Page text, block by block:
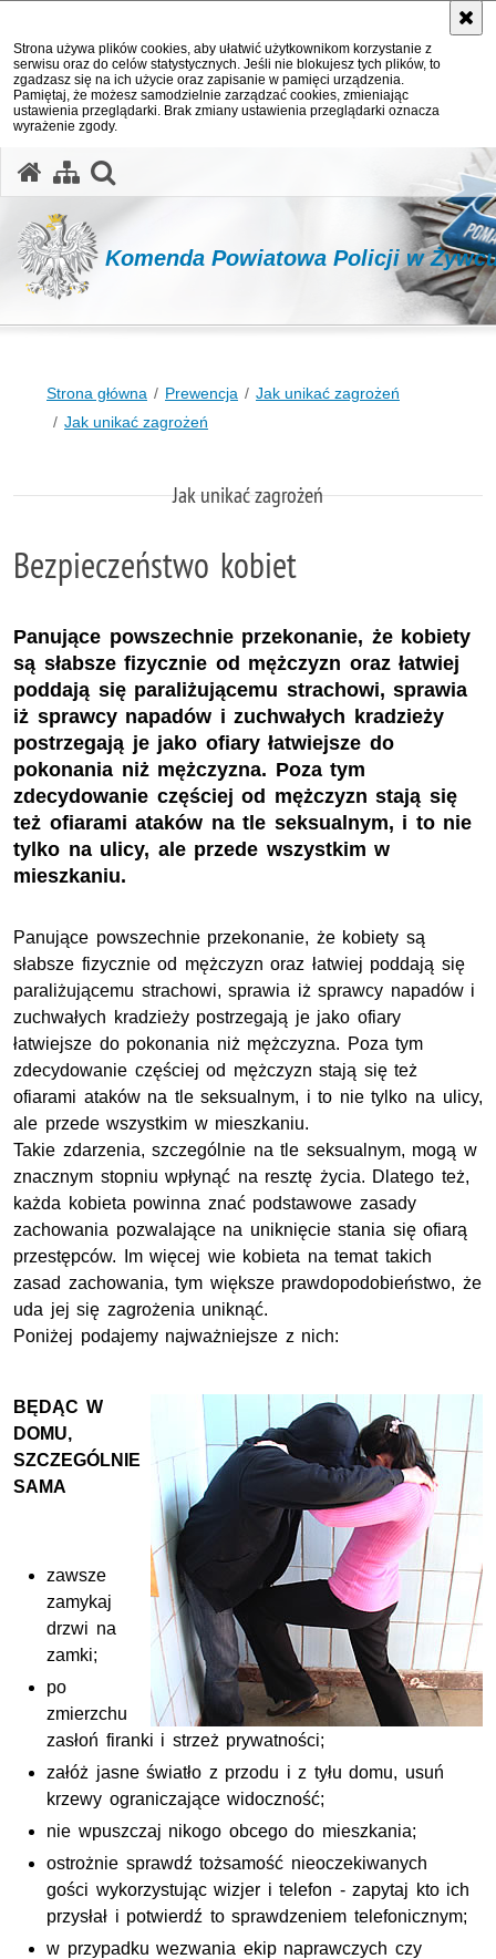
Strona używa plików cookies, aby ułatwić użytkownikom korzystanie z
serwisu oraz do celów statystycznych. Jeśli nie blokujesz tych plików, to
zgadzasz się na ich użycie oraz zapisanie w pamięci urządzenia.
Pamiętaj, że możesz samodzielnie zarządzać cookies, zmieniając
ustawienia przeglądarki. Brak zmiany ustawienia przeglądarki oznacza
wyrażenie zgody.
Komenda Powiatowa Policji w
Strona główna Prewencja
Jak unikać zagrożeń
Jak unikać zagrożeń
Jak unikać zagrożeń
Bezpieczeństwo kobiet
Panujące powszechnie przekonanie, że kobiety
są słabsze fizycznie od mężczyzn oraz łatwiej
poddają się paraliżującemu strachowi, sprawia
iż sprawcy napadów i zuchwałych kradzieży
postrzegają je jako ofiary łatwiejsze do
pokonania niż mężczyzna. Poza tym
zdecydowanie częściej od mężczyzn stają się
też ofiarami ataków na tle seksualnym, i to nie
tylko na ulicy, ale przede wszystkim w
mieszkaniu.
Panujące powszechnie przekonanie, że kobiety są
słabsze fizycznie od mężczyzn oraz łatwiej poddają się
paraliżującemu strachowi, sprawia iż sprawcy napadów i
zuchwałych kradzieży postrzegają je jako ofiary
łatwiejsze do pokonania niż mężczyzna. Poza tym
zdecydowanie częściej od mężczyzn stają się też
ofiarami ataków na tle seksualnym, i to nie tylko na ulicy,
ale przede wszystkim w mieszkaniu.
Takie zdarzenia, szczególnie na tle seksualnym, mogą w
znacznym stopniu wpłynąć na resztę życia. Dlatego też,
każda kobieta powinna znać podstawowe zasady
zachowania pozwalające na uniknięcie stania się ofiarą
przestępców. Im więcej wie kobieta na temat takich
zasad zachowania, tym większe prawdopodobieństwo, że
uda jej się zagrożenia uniknąć.
Poniżej podajemy najważniejsze z nich:
BĘDĄC W
DOMU,
SZCZEGÓLNIE
SAMA
zawsze
zamykaj
drzwi na
zamki;
po
zmierzchu
zasłoń firanki i strzeż prywatności;
załóż jasne światło z przodu i z tyłu domu, usuń
krzewy ograniczające widoczność;
nie wpuszczaj nikogo obcego do mieszkania;
ostrożnie sprawdź tożsamość nieoczekiwanych
gości wykorzystując wizjer i telefon - zapytaj kto ich
przysłał i potwierdź to sprawdzeniem telefonicznym;
w przypadku wezwania ekip naprawczych czy